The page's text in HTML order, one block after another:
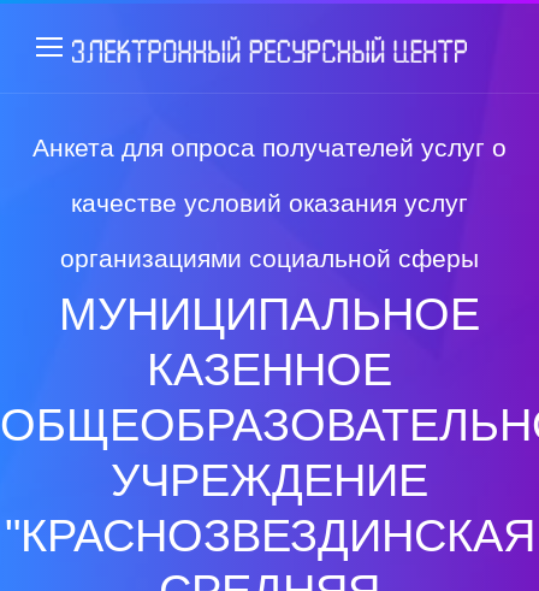
Анкета для опроса получателей услуг о
качестве условий оказания услуг
организациями социальной сферы
МУНИЦИПАЛЬНОЕ
КАЗЕННОЕ
УЧРЕЖДЕНИЕ
"КРАСНОЗВЕЗДИНСКАЯ